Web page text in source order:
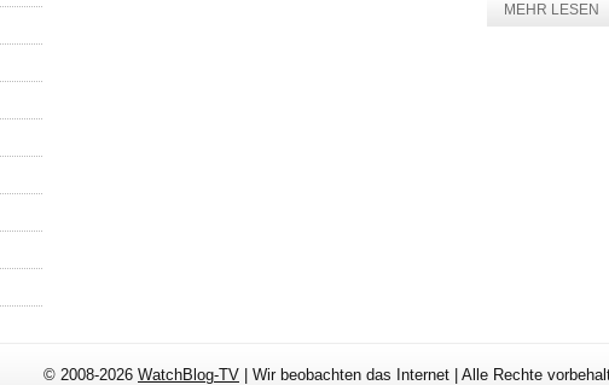
MEHR LESEN
© 2008-2026 WatchBlog-TV | Wir beobachten das Internet | Alle Rechte